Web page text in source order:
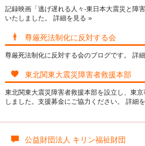
記録映画「逃げ遅れる人々-東日本大震災と障
いたしました。 詳細を見る »
尊厳死法制化に反対する会
尊厳死法制化に反対する会のブログです。 詳
東北関東大震災障害者救援本部
東北関東大震災障害者救援本部を設立し、東
しました。支援募金にご協力ください。 詳細
公益財団法人 キリン福祉財団